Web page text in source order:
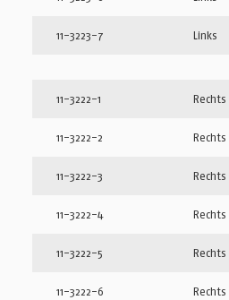
11-3223-7 Links
11-3222-1 Rechts
11-3222-2 Rechts
11-3222-3 Rechts
11-3222-4 Rechts
11-3222-5 Rechts
11-3222-6 Rechts